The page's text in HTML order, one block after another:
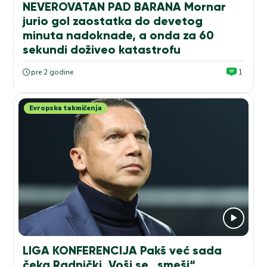
NEVEROVATAN PAD BARANA Mornar
jurio gol zaostatka do devetog
minuta nadoknade, a onda za 60
sekundi doživeo katastrofu
pre 2 godine 1
Evropska takmičenja
LIGA KONFERENCIJA Pakš već sada